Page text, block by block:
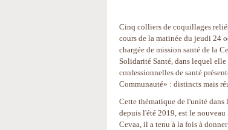
Cinq colliers de coquillages
cours de la matinée du jeudi 24
chargée de mission santé de la
Solidarité Santé, dans lequel
confessionnelles de santé
Communauté» : distincts mais
Cette thématique de l'unité
depuis l'été 2019, est le
Cevaa, il a tenu à la fois à